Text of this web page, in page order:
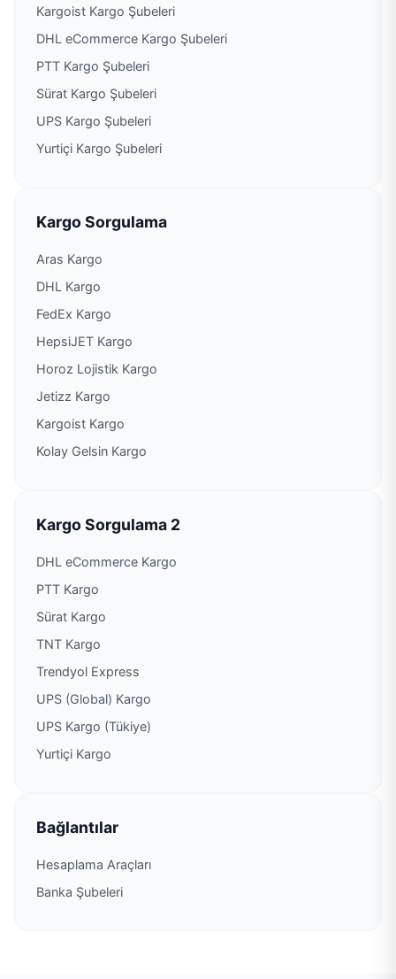
PTT Kargo Karaköse Acentesi
PTT Kargo Kırıkhan Adliye Şubesi
PTT Kargo Mağaracık Acenteliği
PTT Kargo Meydan Acenteliği
PTT Kargo Narlıca Şubesi
PTT Kargo Payas Müdürlüğü
PTT Kargo Samandağ Müdürlüğü
PTT Kargo Saraycık Acenteliği
PTT Kargo Saraykent Şubesi
PTT Kargo Sofular Acenteliği
PTT Kargo Tayvan Kültür Merkezi Şubesi
PTT Kargo Tomruksuyu Acenteliği
PTT Kargo Üçgüllük Acenteliği
Kargoist Kargo Şubeleri
DHL eCommerce Kargo Şubeleri
PTT Kargo Şubeleri
Sürat Kargo Şubeleri
UPS Kargo Şubeleri
Yurtiçi Kargo Şubeleri
Kargo Sorgulama
Aras Kargo
DHL Kargo
FedEx Kargo
HepsiJET Kargo
Horoz Lojistik Kargo
Jetizz Kargo
Kargoist Kargo
Kolay Gelsin Kargo
Kargo Sorgulama 2
DHL eCommerce Kargo
PTT Kargo
Sürat Kargo
TNT Kargo
Trendyol Express
UPS (Global) Kargo
UPS Kargo (Tükiye)
Yurtiçi Kargo
Bağlantılar
Hesaplama Araçları
Banka Şubeleri